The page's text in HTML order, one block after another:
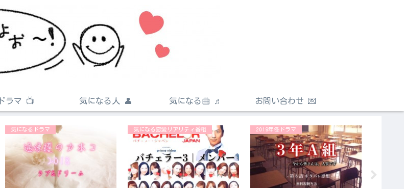
ドラマ 📺 気になる人 👤 気になる曲 ♬ お問い合わせ 💌
気になるドラマ 気になる恋愛リアリティ番組 2019年冬ドラマ